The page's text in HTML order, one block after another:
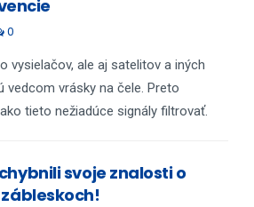
0
vysielačov, ale aj satelitov a iných
vedcom vrásky na čele. Preto
tieto nežiadúce signály filtrovať.
svoje znalosti o